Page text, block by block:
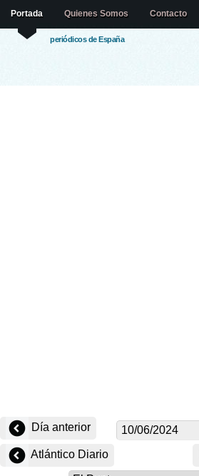
periódicos de España
Portada Quienes Somos Contacto
Día anterior
Atlántico Diario